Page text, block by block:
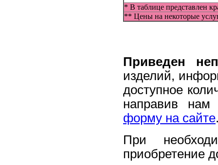
* В таблице представлен
** Цены на некоторые
Приведен
изделий,
доступное
направив нам
форму на сайте
При
приобретение